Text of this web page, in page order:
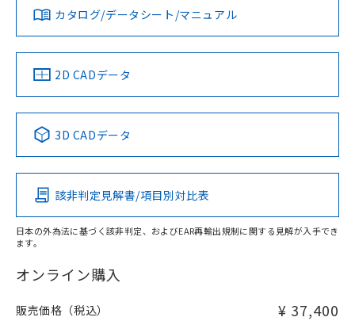
負荷電流-周囲温度定格
みください。
ソフトウェアの使用条件
対応済み
中国 RoHS 注意事項・凡例
Pb Hg Cd Cr(VI)
O
在庫等で未対応品が混在する可能性があります。
問い合わせください。
LR型式承認
（イギリス
船舶規格）
DNV型式承認
（ノルウェー
BV型式承認
（フランス
KR型式
（韓国
No No No No
この製品の規格認証/適合状況ページへ
その他の認証はこちらのページからご検索ください
カタログ/データシート/マニュアル
2D CADデータ
3D CADデータ
該非判定見解書/項目別対比表
日本の外為法に基づく該非判定、およびEAR再輸出規制に関する見解が入手でき
ます。
オンライン購入
販売価格（税込） ¥ 37,400